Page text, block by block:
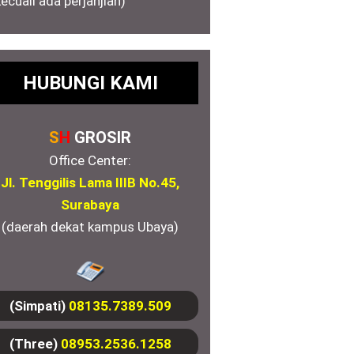
HUBUNGI KAMI
SH GROSIR
Office Center:
Jl. Tenggilis Lama IIIB No.45,
Surabaya
(daerah dekat kampus Ubaya)
(Simpati) 08135.7389.509
(Three) 08953.2536.1258